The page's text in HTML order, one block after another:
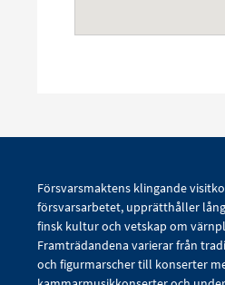
Försvarsmaktens klingande
försvarsarbetet, upprätthåller
finsk kultur och vetskap om
Framträdandena varierar från
och figurmarscher till konserter